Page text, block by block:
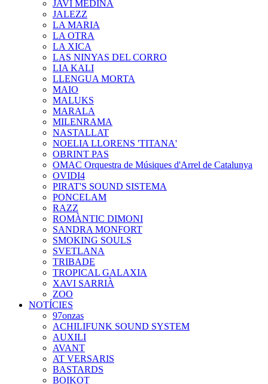
JAVI MEDINA
JALEZZ
LA MARIA
LA OTRA
LA XICA
LAS NINYAS DEL CORRO
LIA KALI
LLENGUA MORTA
MAIO
MALUKS
MARALA
MILENRAMA
NASTALLAT
NOELIA LLORENS 'TITANA'
OBRINT PAS
OMAC Orquestra de Músiques d'Arrel de Catalunya
OVIDI4
PIRAT'S SOUND SISTEMA
PONCELAM
RAZZ
ROMÀNTIC DIMONI
SANDRA MONFORT
SMOKING SOULS
SVETLANA
TRIBADE
TROPICAL GALAXIA
XAVI SARRIÀ
ZOO
NOTÍCIES
97onzas
ACHILIFUNK SOUND SYSTEM
AUXILI
AVANT
AT VERSARIS
BASTARDS
BOIKOT